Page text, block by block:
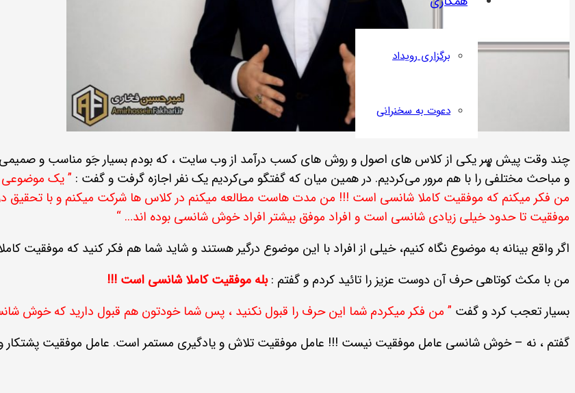
برگزاری رویداد
دعوت به سخنرانی
چند وقت پیش سر یکی از کلاس های اصول و روش های کسب درآمد از وب سایت ، که بودم بسیار جَو مناسب و صمیمی
و مباحث مختلفی را با هم مرور می‌کردیم. در همین میان که گفتگو می‌کردیم یک نفر اجازه گرفت و گفت : ”یک موضوعی
من فکر میکنم که موفقیت کاملا شانسی است !!! من مدت هاست مطالعه میکنم در کلاس ها شرکت میکنم و با تحقیق در
موفقیت تا حدود خیلی زیادی شانسی است و افراد موفق بیشتر افراد خوش شانسی بوده اند… “
اگر واقع بینانه به موضوع نگاه کنیم، خیلی از افراد با این موضوع درگیر هستند و شاید شما هم فکر کنید که
من با مکث کوتاهی حرف آن دوست عزیز را تائید کردم و گفتم :بله موفقیت کاملا شانسی است !!!
بسیار تعجب کرد و گفت ” من فکر میکردم شما این حرف را قبول نکنید ، پس شما خودتون هم قبول دارید که خوش
گفتم ، نه – خوش شانسی عامل موفقیت نیست !!! عامل موفقیت تلاش و یادگیری مستمر است. عامل موفقیت پشتکار